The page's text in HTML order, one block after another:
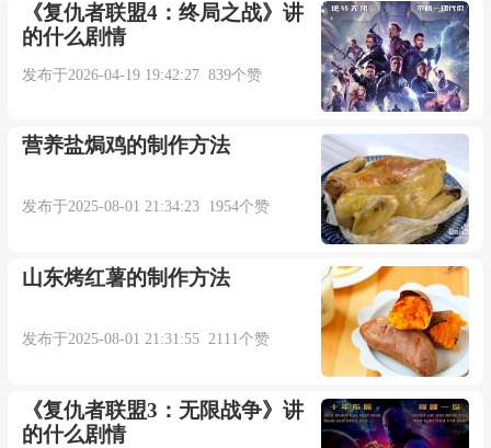
《复仇者联盟4：终局之战》讲
的什么剧情
发布于2026-04-19 19:42:27 839个赞
营养盐焗鸡的制作方法
发布于2025-08-01 21:34:23 1954个赞
山东烤红薯的制作方法
发布于2025-08-01 21:31:55 2111个赞
《复仇者联盟3：无限战争》讲
的什么剧情